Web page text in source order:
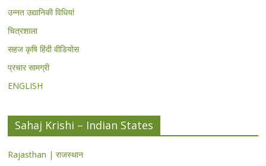
उन्नत उद्यानिकी विधियां
चित्रशाला
सहज कृषि हिंदी वीडियोस
प्रचार सामग्री
ENGLISH
Sahaj Krishi – Indian States
Rajasthan | राजस्थान